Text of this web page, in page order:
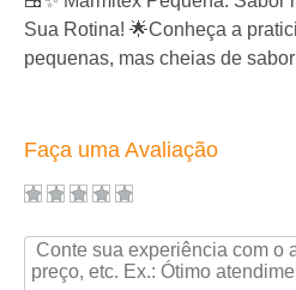
Sua Rotina! 🌟Conheça a
pequenas, mas cheias de
Faça uma Avaliação